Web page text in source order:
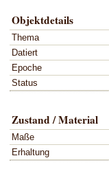
Objektdetails
Thema
Datiert
Epoche
Status
Zustand / Material
Maße
Erhaltung